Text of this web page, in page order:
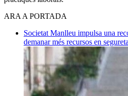
ARA A PORTADA
Societat Manlleu impulsa una
demanar més recursos en